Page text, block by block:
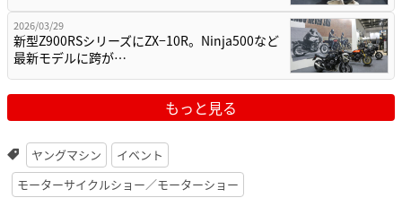
2026/03/29
新型Z900RSシリーズにZX−10R。Ninja500など
最新モデルに跨が…
もっと見る
ヤングマシン
イベント
モーターサイクルショー／モーターショー